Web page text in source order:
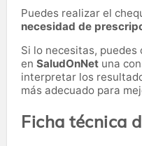
Puedes realizar el
necesidad de
Si lo necesitas, puedes
en SaludOnNet una
interpretar los
más adecuado para
Ficha técnica